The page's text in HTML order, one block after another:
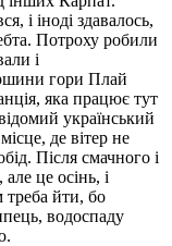
і іноді здавалось,
Потроху робили
і
гори Плай
яка працює тут
український
де вітер не
Після смачного і
це осінь, і
треба йти, бо
водоспаду